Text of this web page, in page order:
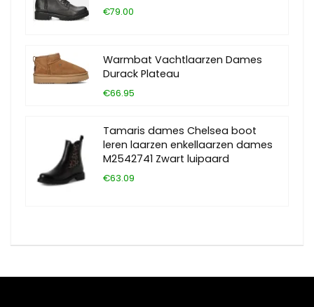
€79.00
Warmbat Vachtlaarzen Dames
Durack Plateau
€66.95
Tamaris dames Chelsea boot
leren laarzen enkellaarzen dames
M2542741 Zwart luipaard
€63.09